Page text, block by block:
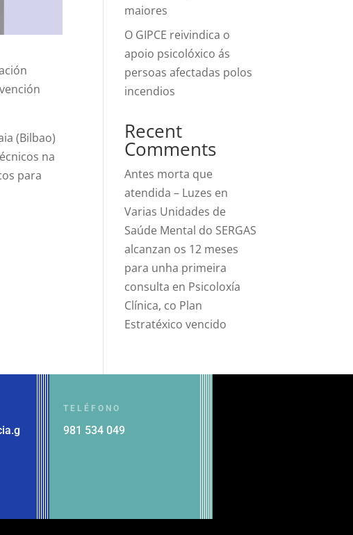
(Bilbao)
na
para
maiores
O GIPCE reivindica o
apoio psicolóxico ás
persoas afectadas polos
incendios
Recent
Comments
Antes morta que
atendida – Luzes en
Varias Unidades de
Saúde Mental do SERGAS
alcanzan os 12 meses
para unha primeira
consulta en Psicoloxía
Clínica, co Plan
Estratéxico vencido
TELÉFONO
981 534 049